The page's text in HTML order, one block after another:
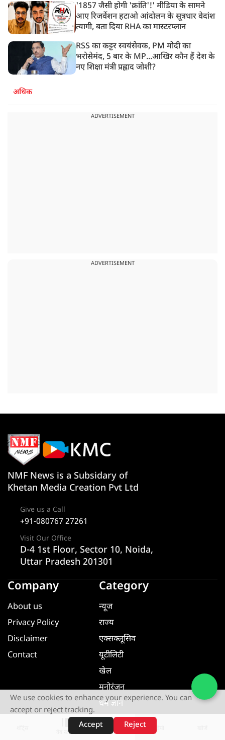
'1857 जैसी होगी 'क्रांति'!' मीडिया के सामने
आए रिजर्वेशन हटाओ आंदोलन के सूत्रधार वेदांश
त्यागी, बता दिया RHA का मास्टरप्लान
RSS का कट्टर स्वयंसेवक, PM मोदी का
भरोसेमंद, 5 बार के MP...आखिर कौन हैं देश के
नए शिक्षा मंत्री प्रह्लाद जोशी?
अधिक
ADVERTISEMENT
ADVERTISEMENT
वेब स्टोरीज़
NMF News is a Subsidary of
Khetan Media Creation Pvt Ltd
Give us a Call
+91-080767 27261
Visit Our Office
D-4 1st Floor, Sector 10, Noida,
Uttar Pradesh 201301
Company
About us
Privacy Policy
Disclaimer
Contact
Category
न्यूज
राज्य
एक्सक्लूसिव
यूटीलिटी
खेल
मनोरंजन
धर्म ज्ञान
यूटीलिटी
We use cookies to enhance your experience. You can
accept or reject tracking.
Accept
Reject